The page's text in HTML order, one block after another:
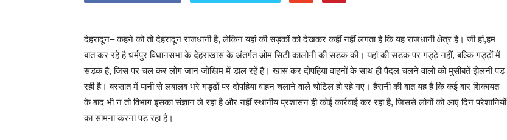
देहरादून– कहने को तो देहरादून राजधानी है, लेकिन यहां की सड़कों को देखकर कहीं नहीं लगता है कि यह राजधानी क्षेत्र है। जी हां,हम
बात कर रहे है धर्मपुर विधानसभा के देहराखास के अंतर्गत ओम सिटी कालोनी की सड़क की। यहां की सड़क पर गड्ढ़े नहीं, बल्कि गड्ढ़ों में
सड़क है, जिस पर चल कर लोग जान जोखिम में डाल रहें है। खास कर दोपहिया वाहनों के साथ ही पैदल चलने वालों को मुसीबतें झेलनी पड़
रही है। बरसात में पानी से लबालब भरे गड्ढों पर दोपहिया वाहन चलाने वाले चोटिल हो रहे गए। हैरानी की बात यह है कि कई बार शिकायत
के बाद भी न तो विभाग इसका संज्ञान ले रहा है और नहीं स्थानीय प्रशासन ही कोई कार्रवाई कर रहा है, जिससे लोगों को आए दिन परेशानियों
का सामना करना पड़ रहा है।